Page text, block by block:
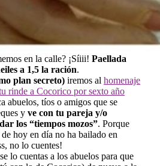
en la calle? ¡Síiii! Paellada
a 1,5 la ración.
plan secreto) iremos al homenaje
rinde a Cocorico por sexto año
abuelos, tíos o amigos que se
y ve con tu pareja y/o
los “tiempos mozos”. Porque
hoy en día no ha bailado en
no lo cuentes!
lo cuentas a los abuelos para que